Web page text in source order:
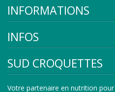
INFORMATIONS
INFOS
SUD CROQUETTES
Votre partenaire en nutrition